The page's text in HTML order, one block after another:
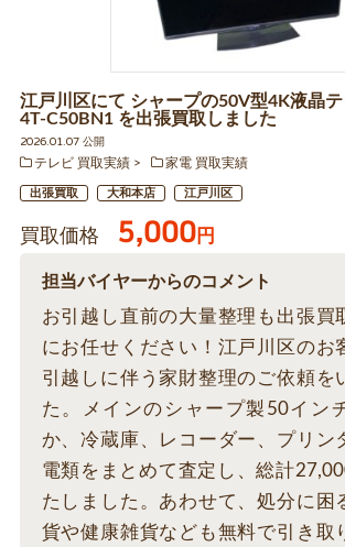
江戸川区にて シャープの50V型4K液晶
4T-C50BN1 を出張買取しました
2026.01.07 公開
テレビ 買取実績
家電 買取実績
出張買取 大和本店 江戸川区
買取価格 5,000円
担当バイヤーからのコメント
お引越し直前の大量整理も出張買
にお任せください！江戸川区のお
引越しに伴う家財整理のご依頼を
た。メインのシャープ製50イン
か、冷蔵庫、レコーダー、プリン
電類をまとめて査定し、総計
たしました。あわせて、処分に困
貨や健康雑貨なども無料で引き取